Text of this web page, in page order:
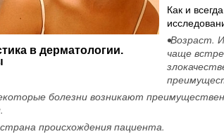
в дерматологии.
Как и
•Возраст.
чаще
болезни возникают
происхождения пациента.